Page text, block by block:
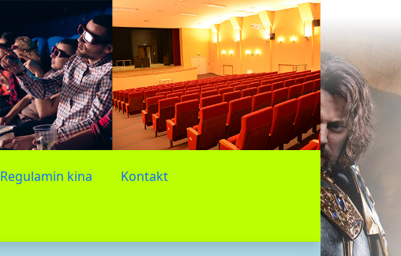
Regulamin kina Kontakt